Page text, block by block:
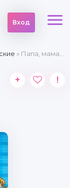
Вход
» Папа, мама, бабушка, восемь детей и грузовик (сборник)
+ !